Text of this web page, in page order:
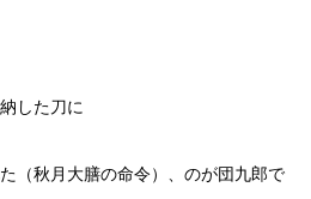
した刀に
（秋月大膳の命令）、のが団九郎で